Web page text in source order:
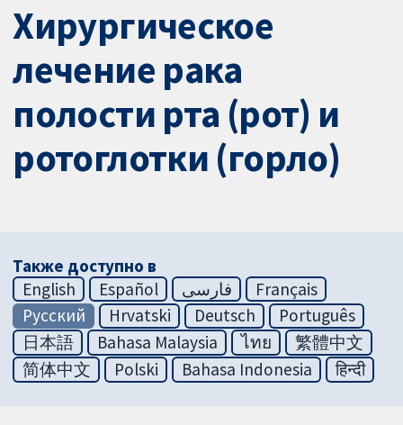
Хирургическое
лечение рака
полости рта (рот) и
ротоглотки (горло)
Также доступно в
English
Español فارسی
Français
Русский
Hrvatski Deutsch
Português
日本語
Bahasa Malaysia ไทย
繁體中文
简体中文
Polski Bahasa Indonesia हिन्दी